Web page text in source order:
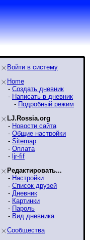
Войти в систему
Home
- Создать дневник
- Написать в дневник
- Подробный режим
LJ.Rossia.org
- Новости сайта
- Общие настройки
- Sitemap
- Оплата
- ljr-fif
Редактировать...
- Настройки
- Список друзей
- Дневник
- Картинки
- Пароль
- Вид дневника
Сообщества